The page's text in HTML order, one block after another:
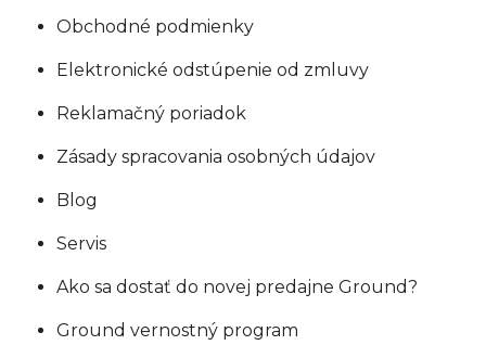
Obchodné podmienky
Elektronické odstúpenie od zmluvy
Reklamačný poriadok
Zásady spracovania osobných údajov
Blog
Servis
Ako sa dostať do novej predajne Ground?
Ground vernostný program